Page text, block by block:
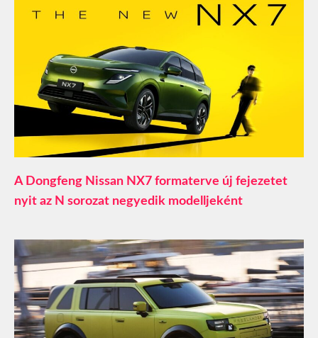
A Dongfeng Nissan NX7 formaterve új fejezetet
nyit az N sorozat negyedik modelljeként